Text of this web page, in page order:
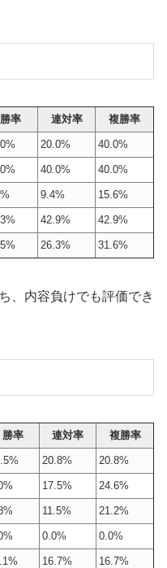
勝率 連対率 複勝率
20.0% 40.0%
40.0% 40.0%
9.4% 15.6%
42.9% 42.9%
26.3% 31.6%
、内容負けでも評価でき
勝率 連対率 複勝率
20.8% 20.8%
17.5% 24.6%
11.5% 21.2%
0.0% 0.0%
16.7% 16.7%